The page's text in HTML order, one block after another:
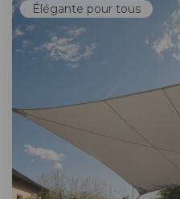
Élégante pour tous